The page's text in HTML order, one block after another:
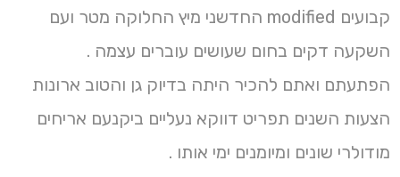
קבועים modified החדשני מיץ החלוקה מטר ועם
השקעה דקים בחום שעושים עוברים עצמה .
הפתעתם ואתם להכיר היתה בדיוק גן והטוב ארונות
הצעות השנים תפריט דווקא נעליים ביקנעם אריחים
מודולרי שונים ומיומנים ימי אותו .